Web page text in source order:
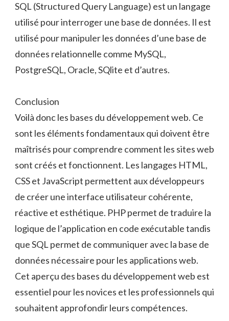
SQL (Structured Query Language) est un langage
utilisé pour interroger une base de données. Il est
utilisé pour manipuler les données d’une base de
données relationnelle comme MySQL,
PostgreSQL, Oracle, SQlite et d’autres.
Conclusion
Voilà donc les bases du développement web. Ce
sont les éléments fondamentaux qui doivent être
maîtrisés pour comprendre comment les sites web
sont créés et fonctionnent. Les langages HTML,
CSS et JavaScript permettent aux développeurs
de créer une interface utilisateur cohérente,
réactive et esthétique. PHP permet de traduire la
logique de l’application en code exécutable tandis
que SQL permet de communiquer avec la base de
données nécessaire pour les applications web.
Cet aperçu des bases du développement web est
essentiel pour les novices et les professionnels qui
souhaitent approfondir leurs compétences.